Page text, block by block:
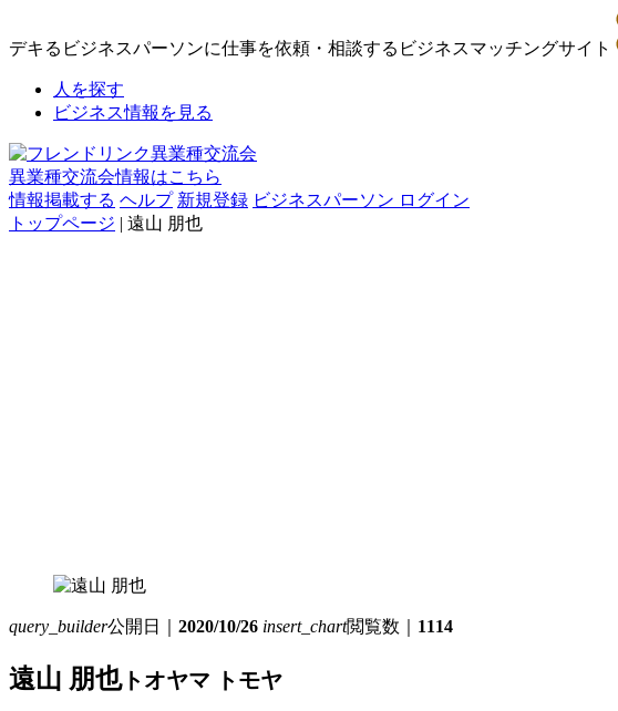
デキるビジネスパーソンに仕事を依頼・相談するビジネスマッチングサイト
人を探す
ビジネス情報を見る
異業種交流会情報はこちら
情報掲載する ヘルプ 新規登録 ビジネスパーソン ログイン
トップページ | 遠山 朋也
query_builder公開日｜ 2020/10/26 insert_chart閲覧数｜ 1114
遠山 朋也トオヤマ トモヤ